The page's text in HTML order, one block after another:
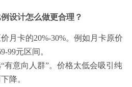
设计怎么做更合理？
月卡的20%-30%。例如月卡原价
99元区间。
有意向人群”。价格太低会吸引纯
降。